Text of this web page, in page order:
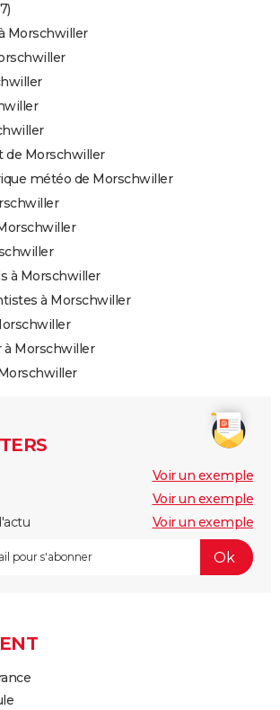
Morschwiller
de Morschwiller
météo de Morschwiller
à Morschwiller
à Morschwiller
Morschwiller
Voir un exemple
Voir un exemple
Voir un exemple